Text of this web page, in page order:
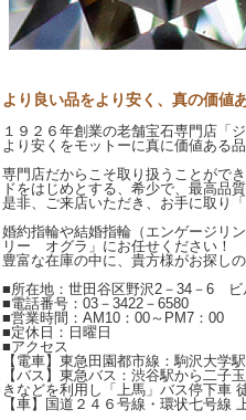
より良い品をより安く、真の価値
１９２６年創業の老舗宝石専門店「
より安くをモットーに真に価値ある
専門店だからこそ取り扱うことがで
ドをはじめとする、希少で、最高品
是非、ご来店いただき、お手に取り
婚約指輪や結婚指輪（エンゲージリ
リー オグラ」にお任せください！
豊富な在庫の中に、貴方様がお探し
■所在地：世田谷区野沢2－34－6
■電話番号：03－3422－6580
■営業時間：AM10：00～PM7：00
■定休日：日曜日
■アクセス
【電車】東急田園都市線：駒沢大学
【バス】東急バス：渋谷駅から二子
きなどを利用し「上馬」バス停下車
【車】国道２４６号線・環状七号線